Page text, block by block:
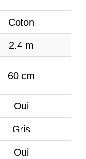
Coton
2.4 m
60 cm
Oui
Gris
Oui